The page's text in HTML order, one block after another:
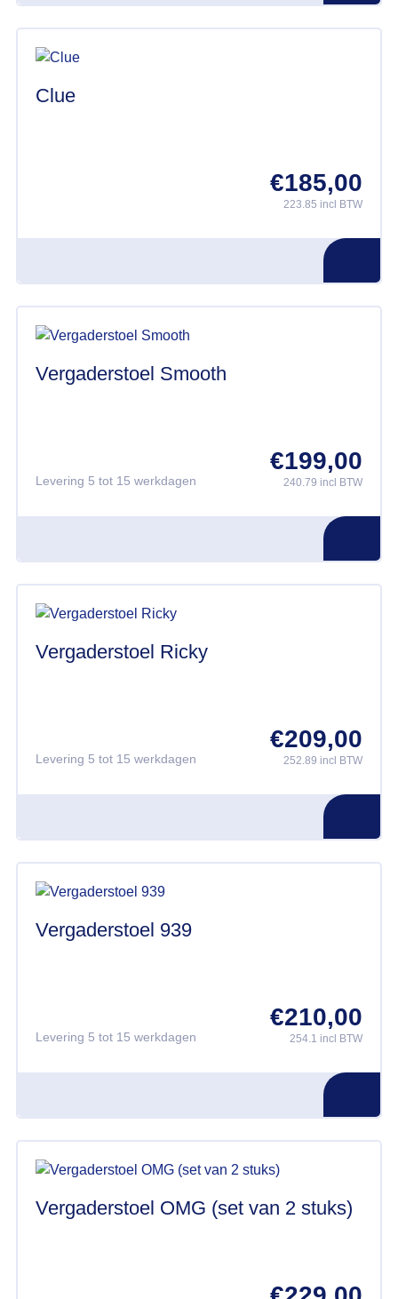
Clue
€185,00
223.85 incl BTW
Vergaderstoel Smooth
Levering 5 tot 15 werkdagen
€199,00
240.79 incl BTW
Vergaderstoel Ricky
Levering 5 tot 15 werkdagen
€209,00
252.89 incl BTW
Vergaderstoel 939
Levering 5 tot 15 werkdagen
€210,00
254.1 incl BTW
Vergaderstoel OMG (set van 2 stuks)